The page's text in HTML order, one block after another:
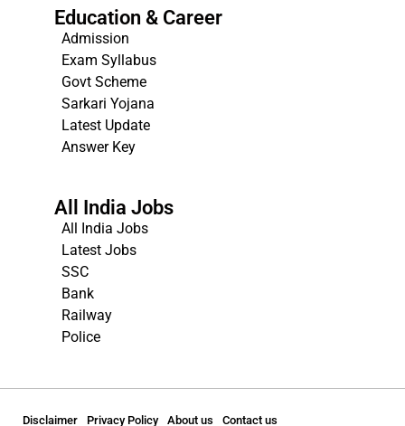
Education & Career
Admission
Exam Syllabus
Govt Scheme
Sarkari Yojana
Latest Update
Answer Key
All India Jobs
All India Jobs
Latest Jobs
SSC
Bank
Railway
Police
Disclaimer Privacy Policy About us Contact us